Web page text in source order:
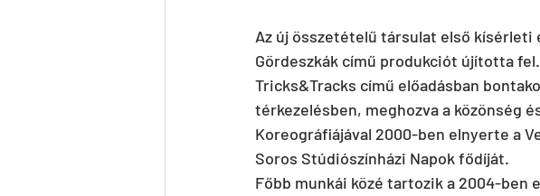
Az új összetételű társulat első kísérleti
Gördeszkák című produkciót újította
Tricks&Tracks című előadásban
térkezelésben, meghozva a közönség
Koreográfiájával 2000-ben elnyerte a
Soros Stúdiószínházi Napok fődíját.
Főbb munkái közé tartozik a 2004-ben